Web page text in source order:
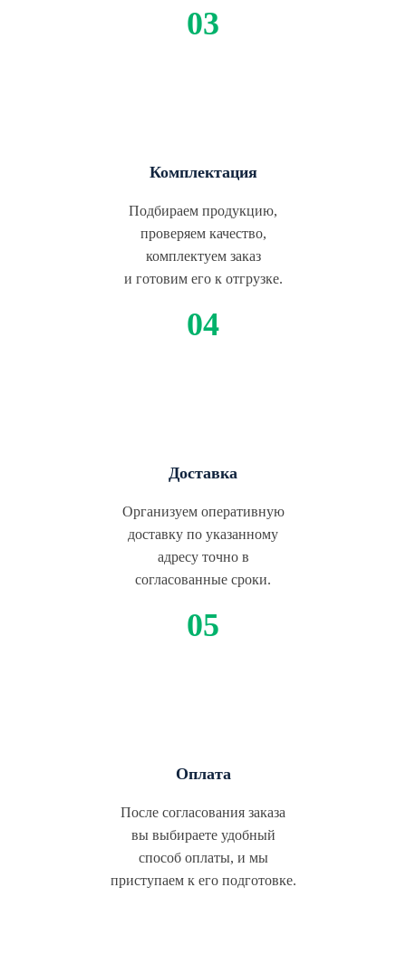
Комплектация
Подбираем продукцию,
проверяем качество,
комплектуем заказ
и готовим его к отгрузке.
Доставка
Организуем оперативную
доставку по указанному
адресу точно в
согласованные сроки.
Оплата
После согласования заказа
вы выбираете удобный
способ оплаты, и мы
приступаем к его подготовке.